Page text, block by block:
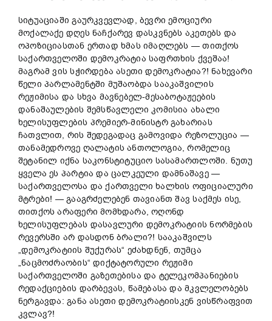
სიტუაციაში გაურკვევლად, ბევრი ემოციური
მოქალაქე დღეს ნაჩქარევ დასკვნებს აკეთებს და
ოპოზიციასთან ერთად ხმას იმაღლებს — თითქოს
საქართველოში დემოკრატია საფრთხის ქვეშაა!
მაგრამ ვის სჭირდება ასეთი დემოკრატია?! ნახევარი
წელი პარლამენტში მუშაობდა სააკაშვილის
რეჟიმისა და სხვა მავნებელ-მესაბოტაჟეების
დანაშაულების შემსწავლელი კომისია ახალი
ხელისუფლების პრემიერ-მინისტრ გახარიას
ჩათვლით, რის შედეგადაც გამოვიდა რეზოლუცია —
თანამედროვე ღალატის ანთოლოგია, რომელიც
შეტანილ იქნა საკონსტიტუციო სასამართლოში. ნუთუ
ყველა ეს პარტია და ცალკეული დამნაშავე —
საქართველოსა და ქართველი ხალხის ოფიციალური
მტრები! — გააგრძელებენ თავიანთ შავ საქმეს ისე,
თითქოს არაფერი მომხდარა, ოღონდ
ხელისუფლებას დასავლური დემოკრატიის ნორმების
რევერსში არ დასდონ ბრალი?! სააკაშვილს
„დემოკრატიის შუქურას“ ეძახდნენ, თუმცა
„ნაცმოძრაობის“ დიქტატორული რეჟიმი
საქართველოში გაზეთებისა და ტელეკომპანიების
რედაქციების დარბევას, წამებასა და მკვლელობებს
ნერგავდა: განა ასეთი დემოკრატიისკენ ვისწრაფვით
კვლავ?!